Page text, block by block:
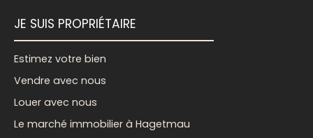
JE SUIS PROPRIÉTAIRE
Estimez votre bien
Vendre avec nous
Louer avec nous
Le marché immobilier à Hagetmau